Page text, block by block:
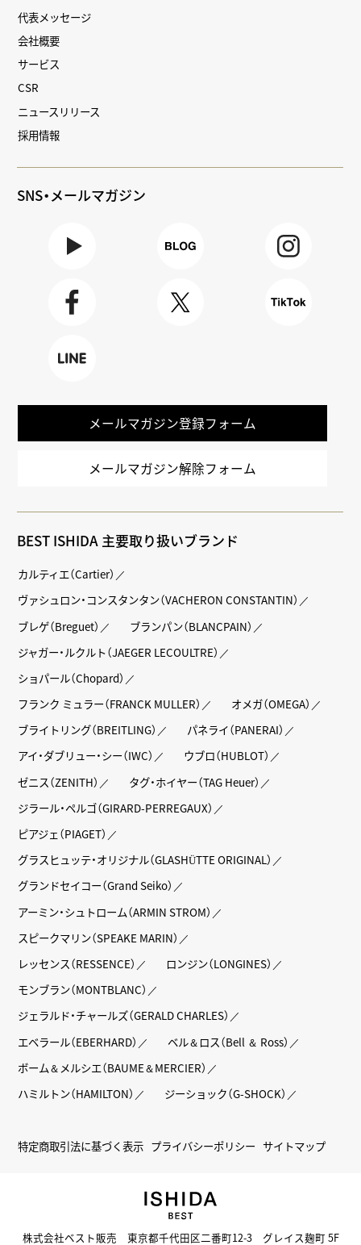
代表メッセージ
会社概要
サービス
CSR
ニュースリリース
採用情報
SNS・メールマガジン
メールマガジン登録フォーム
メールマガジン解除フォーム
BEST ISHIDA 主要取り扱いブランド
カルティエ（Cartier）
ヴァシュロン・コンスタンタン（VACHERON CONSTANTIN）
ブレゲ（Breguet）
ブランパン（BLANCPAIN）
ジャガー・ルクルト（JAEGER LECOULTRE）
ショパール（Chopard）
フランク ミュラー（FRANCK MULLER）
オメガ（OMEGA）
ブライトリング（BREITLING）
パネライ（PANERAI）
アイ・ダブリュー・シー（IWC）
ウブロ（HUBLOT）
ゼニス（ZENITH）
タグ・ホイヤー（TAG Heuer）
ジラール・ペルゴ（GIRARD-PERREGAUX）
ピアジェ（PIAGET）
グラスヒュッテ・オリジナル（GLASHÜTTE ORIGINAL）
グランドセイコー（Grand Seiko）
アーミン・シュトローム（ARMIN STROM）
スピークマリン（SPEAKE MARIN）
レッセンス（RESSENCE）
ロンジン（LONGINES）
モンブラン（MONTBLANC）
ジェラルド・チャールズ（GERALD CHARLES）
エベラール（EBERHARD）
ベル＆ロス（Bell ＆ Ross）
ボーム＆メルシエ（BAUME＆MERCIER）
ハミルトン（HAMILTON）
ジーショック（G-SHOCK）
特定商取引法に基づく表示 プライバシーポリシー サイトマップ
株式会社ベスト販売 東京都千代田区二番町12-3 グレイス麹町 5F